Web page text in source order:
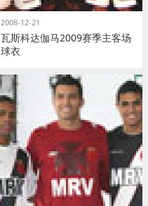
2008-12-21
瓦斯科达伽马2009赛季主客场
球衣